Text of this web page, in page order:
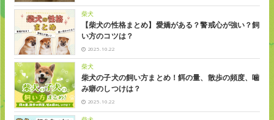
柴犬
【柴犬の性格まとめ】愛嬌がある？警戒心が強い？飼
い方のコツは？
2025.10.22
柴犬
柴犬の子犬の飼い方まとめ！餌の量、散歩の頻度、噛
み癖のしつけは？
2025.10.22